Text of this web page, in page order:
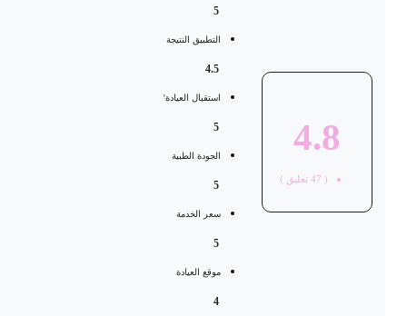
4.8
47 تعليق )
التطبيق النتيجة
استقبال العيادة'
الجودة الطبية
سعر الخدمة
موقع العيادة